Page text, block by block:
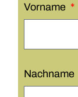
Vorname
Nachname